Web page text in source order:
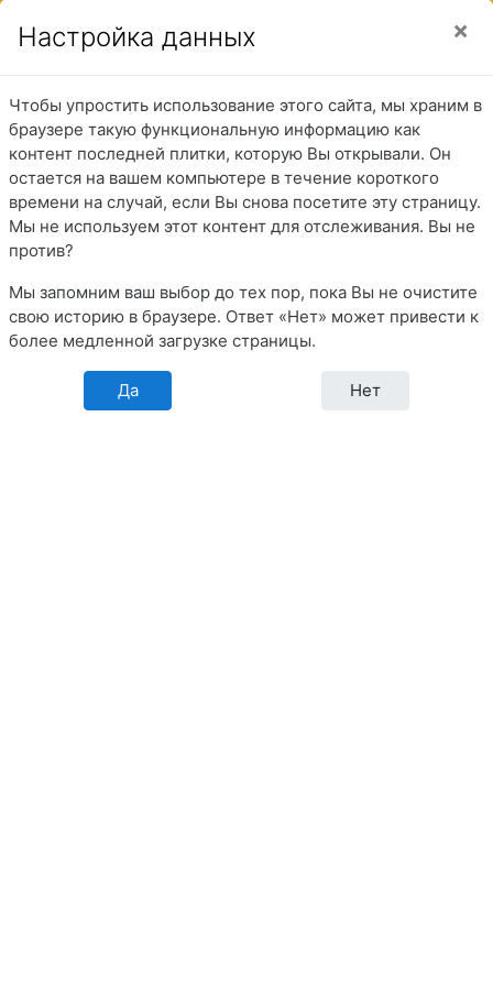
Перейти к основному содержанию
Боковая панельВы используете гостевой доступ ( Вход
Подготовка
персонала танкеров
и газовозов
В начало Разделы
Перечни тестовых заданий
Итоговое тестирование в МОО/УТЦ
Подготовка персонала танкеров и газовозов
Танкеры-химовозы (Расширенная)
Настройка данных
Чтобы упростить использование этого сайта, мы храним в
браузере такую функциональную информацию как
контент последней плитки, которую Вы открывали. Он
остается на вашем компьютере в течение короткого
времени на случай, если Вы снова посетите эту страницу.
Мы не используем этот контент для отслеживания. Вы не
против?
Мы запомним ваш выбор до тех пор, пока Вы не очистите
свою историю в браузере. Ответ «Нет» может привести к
более медленной загрузке страницы.